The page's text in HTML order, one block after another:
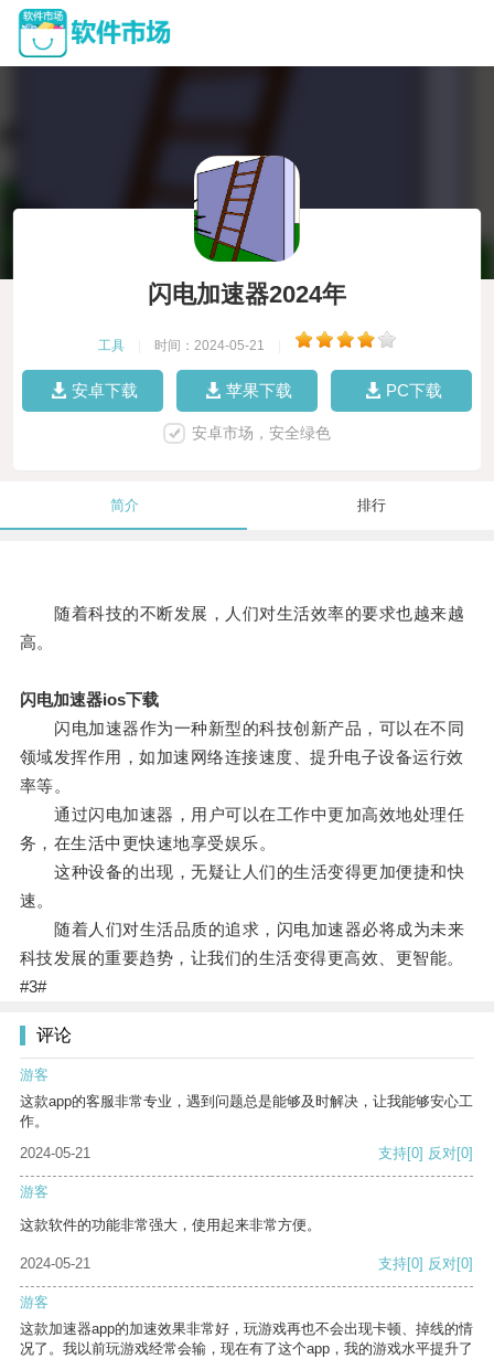
闪电加速器2024年
工具 时间：2024-05-21
安卓下载 苹果下载 PC下载
安卓市场，安全绿色
简介 排行
随着科技的不断发展，人们对生活效率的要求也越来越
高。
闪电加速器ios下载
闪电加速器作为一种新型的科技创新产品，可以在不同
领域发挥作用，如加速网络连接速度、提升电子设备运行效
率等。
通过闪电加速器，用户可以在工作中更加高效地处理任
务，在生活中更快速地享受娱乐。
这种设备的出现，无疑让人们的生活变得更加便捷和快
速。
随着人们对生活品质的追求，闪电加速器必将成为未来
科技发展的重要趋势，让我们的生活变得更高效、更智能。
#3#
评论
游客
这款app的客服非常专业，遇到问题总是能够及时解决，让我能够安心工
作。
2024-05-21
支持[0] 反对[0]
游客
这款软件的功能非常强大，使用起来非常方便。
2024-05-21 支持[0] 反对[0]
游客
这款加速器app的加速效果非常好，玩游戏再也不会出现卡顿、掉线的情
况了。我以前玩游戏经常会输，现在有了这个app，我的游戏水平提升了